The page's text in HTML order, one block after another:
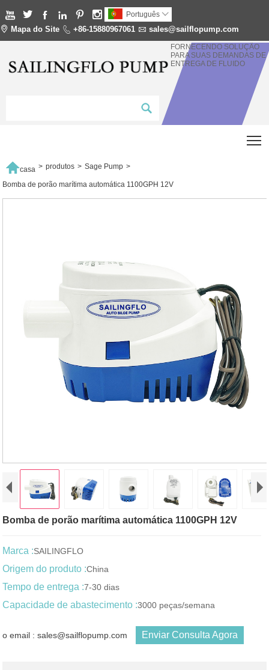
      Português 
 Mapa do Site  +86-15880967061  sales@sailflopump.com
FORNECENDO SOLUÇÃO
PARA SUAS DEMANDAS DE
ENTREGA DE FLUIDO
casa > produtos > Sage Pump >
Bomba de porão marítima automática 1100GPH 12V
Bomba de porão marítima automática 1100GPH 12V
Marca :SAILINGFLO
Origem do produto :China
Tempo de entrega :7-30 dias
Capacidade de abastecimento :3000 peças/semana
o email : sales@sailflopump.com Enviar Consulta Agora